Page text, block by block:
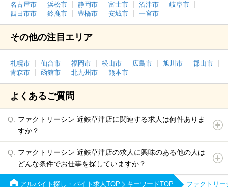
名古屋市 浜松市 静岡市 富士市 沼津市
岐阜市
四日市市
鈴鹿市 豊橋市 安城市 一宮市
その他の注目エリア
札幌市 仙台市 福岡市 松山市 広島市 旭川市
郡山市
青森市
函館市 北九州市 熊本市
よくあるご質問
ファクトリーシン 近鉄草津店に関連する求人は何件ありま
すか？
ファクトリーシン 近鉄草津店の求人に興味のある他の人は
どんな条件でお仕事を探していますか？
アルバイト探し・バイト求人TOP キーワードTOP ファクトリ